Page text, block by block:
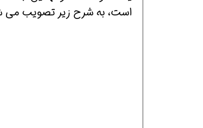
است، به شرح زیر تصویب می